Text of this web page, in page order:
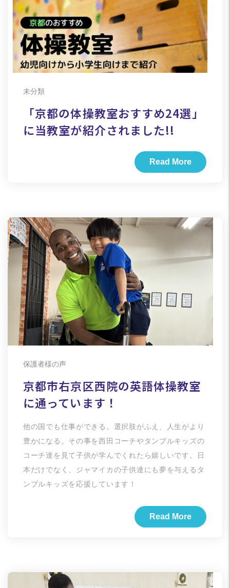
未分類
「京都の体操教室おすすめ24選」
に当教室が紹介されました!!
Read More
保護者様の声
京都市右京区西院の英語体操教室
に通っています！
他の国でも仕事ができる。選択肢がふえ、人生がより
豊かになる。その事を西田コーチやタンブルキッズの
コーチ達を見て子供が学んでくれたら嬉しいです。日
本だけでなく、ジャマイカの子供達にも夢を与えるタ
ンブルキッズを応援しています！
Read More